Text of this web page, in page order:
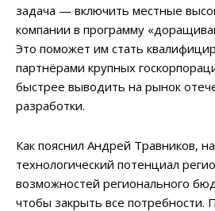
задача — включить местные
компании в программу
Это поможет им стать
партнёрами крупных
быстрее выводить на рынок
разработки.
Как пояснил Андрей Травников,
технологический потенциал
возможностей регионального
чтобы закрыть все потребности.